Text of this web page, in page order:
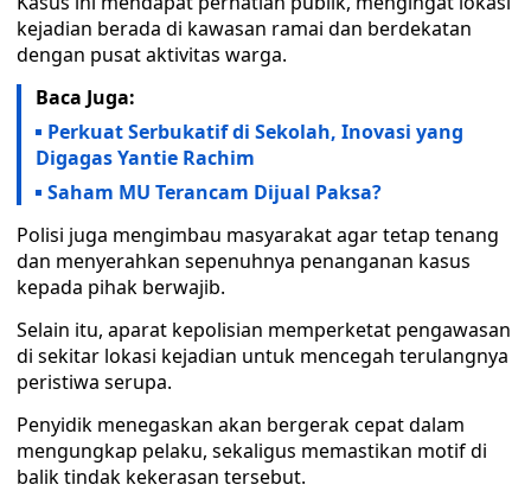
kejadian berada di kawasan ramai dan berdekatan
dengan pusat aktivitas warga.
Baca Juga:
Perkuat Serbukatif di Sekolah, Inovasi yang
Digagas Yantie Rachim
Saham MU Terancam Dijual Paksa?
Polisi juga mengimbau masyarakat agar tetap tenang
dan menyerahkan sepenuhnya penanganan kasus
kepada pihak berwajib.
Selain itu, aparat kepolisian memperketat pengawasan
di sekitar lokasi kejadian untuk mencegah terulangnya
peristiwa serupa.
Penyidik menegaskan akan bergerak cepat dalam
mengungkap pelaku, sekaligus memastikan motif di
balik tindak kekerasan tersebut.